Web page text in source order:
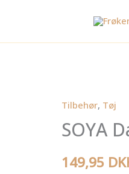
Tilbehør, Tøj
SOYA
149,95
SOYA
Damine
antal